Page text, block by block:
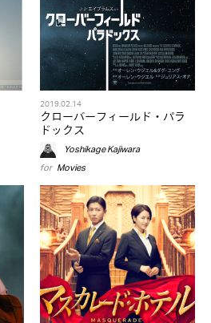
2019.02.14
クローバーフィールド・パラ
ドックス
Yoshikage Kajiwara
for Movies